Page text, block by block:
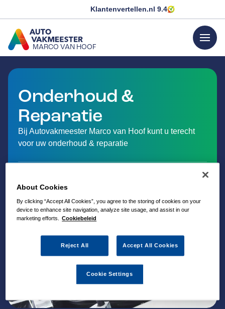
Klantenvertellen.nl 9.4
MARCO VAN HOOF
GA NAAR DE HOMEPAGINA
menu
Onderhoud &
Reparatie
Bij Autovakmeester Marco van Hoof kunt u terecht
voor uw onderhoud & reparatie
About Cookies
By clicking “Accept All Cookies”, you agree to the storing of cookies on your
device to enhance site navigation, analyze site usage, and assist in our
marketing efforts. Cookiebeleid
Reject All Accept All Cookies
Cookie Settings